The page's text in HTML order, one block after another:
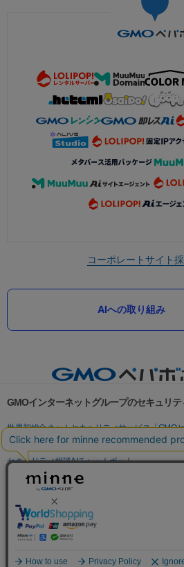
コーポレートサイト
AIへの取り組み
GMOインターネットグループのセキュリ
世界初総合ネットセキュリティサービス「GMOセ
パスワード漏洩診断
Webサイトリスク診断
セキュリティ相談AIチャットボット
実在証明・盗聴対策
サイバー攻撃対策（GMO Flatt Security）
セキュリティ事業の軌跡